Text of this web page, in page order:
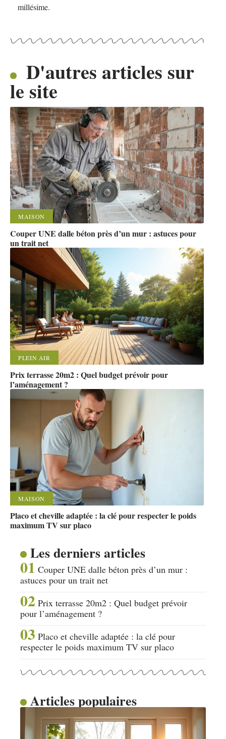
millésime.
D'autres articles sur
le site
MAISON
Couper UNE dalle béton près d’un mur : astuces pour
un trait net
PLEIN AIR
Prix terrasse 20m2 : Quel budget prévoir pour
l’aménagement ?
MAISON
Placo et cheville adaptée : la clé pour respecter le poids
maximum TV sur placo
Les derniers articles
Couper UNE dalle béton près d’un mur :
astuces pour un trait net
Prix terrasse 20m2 : Quel budget prévoir
pour l’aménagement ?
Placo et cheville adaptée : la clé pour
respecter le poids maximum TV sur placo
Articles populaires